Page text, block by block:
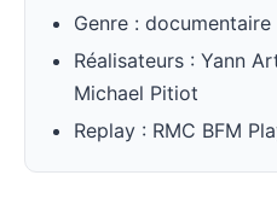
Genre : documentaire
Réalisateurs : Yann
Michael Pitiot
Replay : RMC BFM